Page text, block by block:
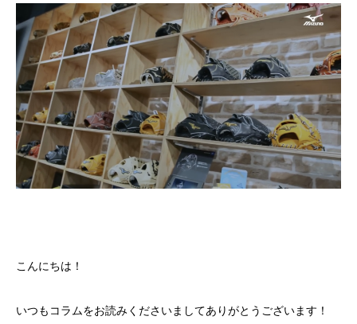
こんにちは！
いつもコラムをお読みくださいましてありがとうございます！